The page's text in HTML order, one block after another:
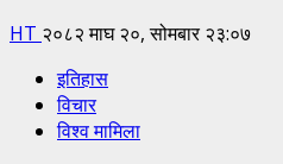
HT २०८२ माघ २०, सोमबार २३:०७
इतिहास
विचार
विश्व मामिला